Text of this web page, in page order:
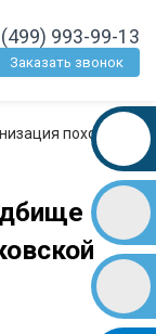
993-99-13
Заказать звонок
похорон
в